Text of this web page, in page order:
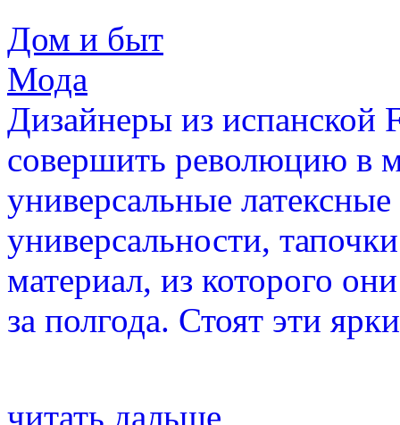
Дом и быт
Мода
Дизайнеры из испанской
совершить революцию в
универсальные
универсальности,
материал, из которого
за полгода. Стоят эти
читать дальше